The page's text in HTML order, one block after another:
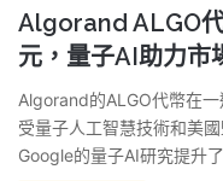
Algorand ALGO
元，量子AI助力市
Algorand的ALGO代幣在
受量子人工智慧技術和美
Google的量子AI研究提升